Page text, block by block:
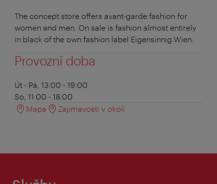
The concept store offers avant-garde fashion for
women and men. On sale is fashion almost entirely
in black of the own fashion label Eigensinnig Wien.
Provozní doba
Út - Pá, 13:00 - 19:00
So, 11:00 - 18:00
Mapa
Zajímavosti v okolí